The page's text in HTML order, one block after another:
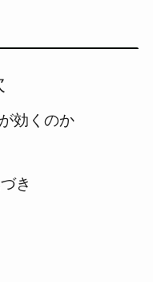
効くのか
き